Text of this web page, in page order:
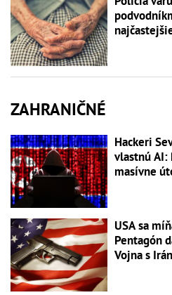
ZAHRANIČNÉ
Hackeri
vlastnú AI:
masívne
USA sa
Pentagón
Vojna s